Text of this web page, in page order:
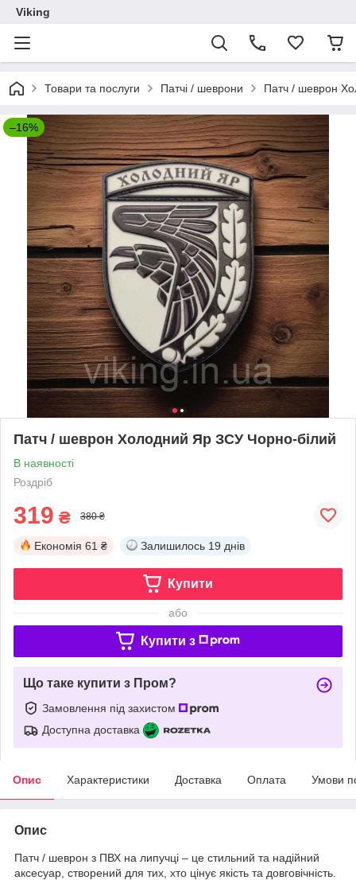
Viking
Товари та послуги Патчі / шеврони Патч / шеврон
–16%
Патч / шеврон Холодний Яр ЗСУ Чорно-білий
В наявності
Роздріб
319 ₴ 380 ₴
Економія 61 ₴ Залишилось 19 днів
Купити
або
Купити з
Що таке купити з Пром?
Замовлення під захистом
Доступна доставка
Опис Характеристики Доставка Оплата Умови
Опис
Патч / шеврон з ПВХ на липучці – це стильний та надійний
аксесуар, створений для тих, хто цінує якість та довговічність.